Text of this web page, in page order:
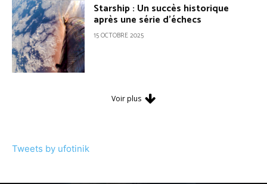
Starship : Un succès historique
après une série d’échecs
15 OCTOBRE 2025
Voir plus
Tweets by ufotinik